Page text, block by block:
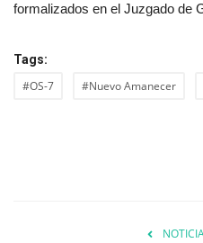
formalizados en el Juzgado de
Tags:
#OS-7 #Nuevo Amanecer